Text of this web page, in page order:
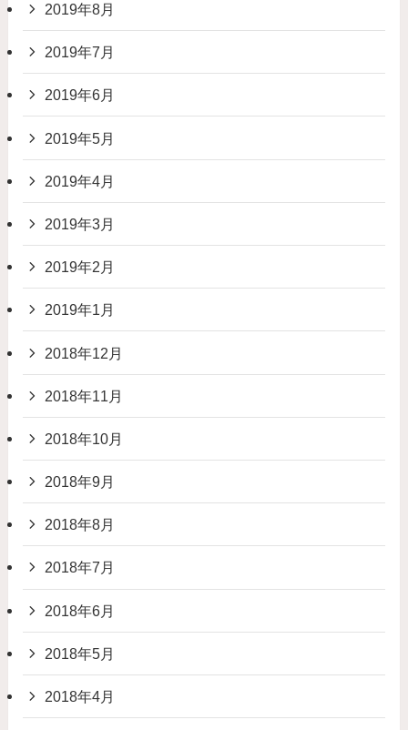
2019年8月
2019年7月
2019年6月
2019年5月
2019年4月
2019年3月
2019年2月
2019年1月
2018年12月
2018年11月
2018年10月
2018年9月
2018年8月
2018年7月
2018年6月
2018年5月
2018年4月